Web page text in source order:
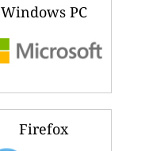
Windows PC
Firefox